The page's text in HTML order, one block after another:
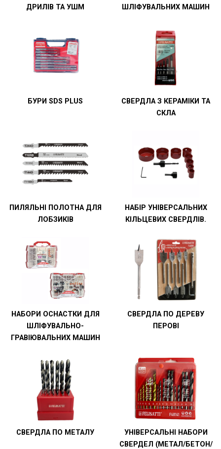
ДРИЛІВ ТА УШМ
ШЛІФУВАЛЬНИХ МАШИН
БУРИ SDS PLUS
СВЕРДЛА З КЕРАМІКИ ТА
СКЛА
ПИЛЯЛЬНІ ПОЛОТНА ДЛЯ
ЛОБЗИКІВ
НАБІР УНІВЕРСАЛЬНИХ
КІЛЬЦЕВИХ СВЕРДЛІВ.
НАБОРИ ОСНАСТКИ ДЛЯ
ШЛІФУВАЛЬНО-
ГРАВІЮВАЛЬНИХ МАШИН
СВЕРДЛА ПО ДЕРЕВУ
ПЕРОВІ
СВЕРДЛА ПО МЕТАЛУ
УНІВЕРСАЛЬНІ НАБОРИ
СВЕРДЕЛ (МЕТАЛ/БЕТОН/